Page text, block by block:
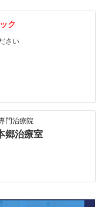
ク
さい
門治療院
郷治療室